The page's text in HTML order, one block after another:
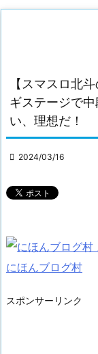
【スマスロ北
ギステージで
い、理想だ！
 2024/03/16
にほんブログ村
スポンサーリンク